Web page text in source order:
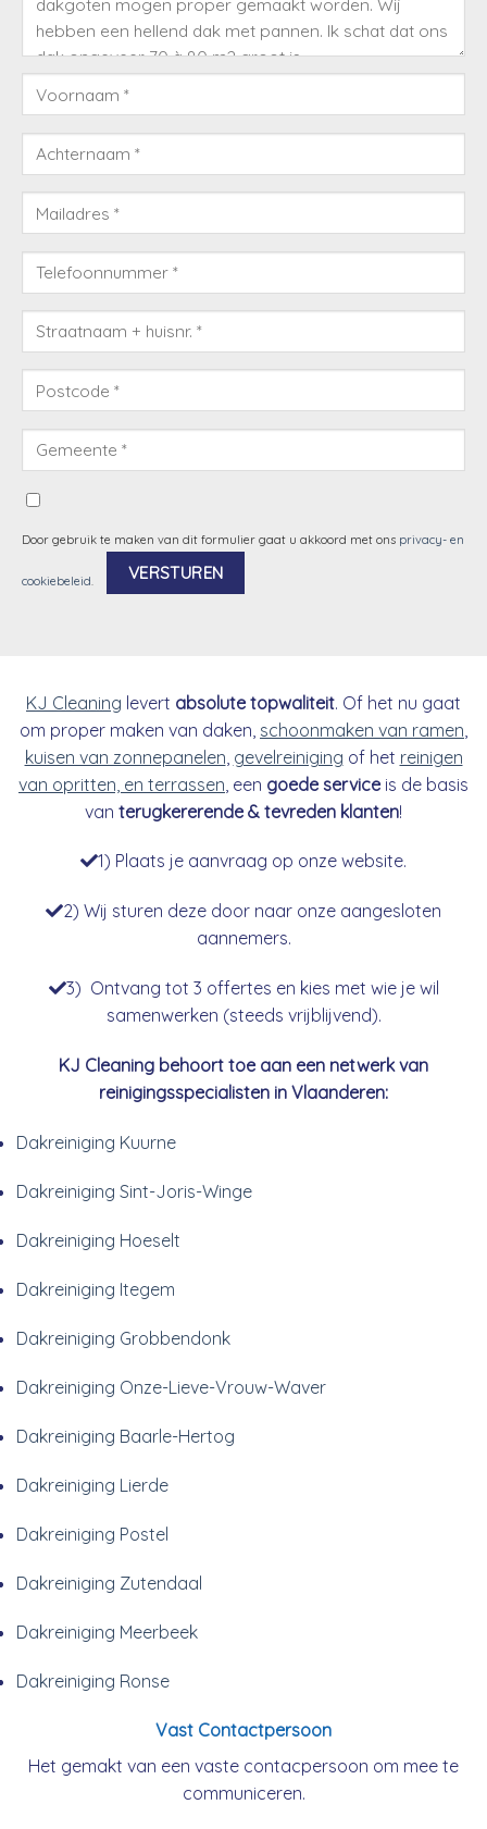
Door gebruik te maken van dit formulier gaat u akkoord met ons privacy- en
cookiebeleid.
KJ Cleaning levert absolute topwaliteit. Of het nu gaat
om proper maken van daken, schoonmaken van ramen
kuisen van zonnepanelen gevelreiniging of het reinigen
van opritten, en terrassen , een goede serviceis de basis
van terugkererende & tevreden klanten!
1) Plaats je aanvraag op onze website.
2) Wij sturen deze door naar onze aangesloten
aannemers.
3) Ontvang tot 3 offertes en kies met wie je wil
samenwerken (steeds vrijblijvend).
KJ Cleaning behoort toe aan een netwerk van
reinigingsspecialisten in Vlaanderen:
Dakreiniging Kuurne
Dakreiniging Sint-Joris-Winge
Dakreiniging Hoeselt
Dakreiniging Itegem
Dakreiniging Grobbendonk
Dakreiniging Onze-Lieve-Vrouw-Waver
Dakreiniging Baarle-Hertog
Dakreiniging Lierde
Dakreiniging Postel
Dakreiniging Zutendaal
Dakreiniging Meerbeek
Dakreiniging Ronse
Vast Contactpersoon
Het gemakt van een vaste contacpersoon om mee te
communiceren.